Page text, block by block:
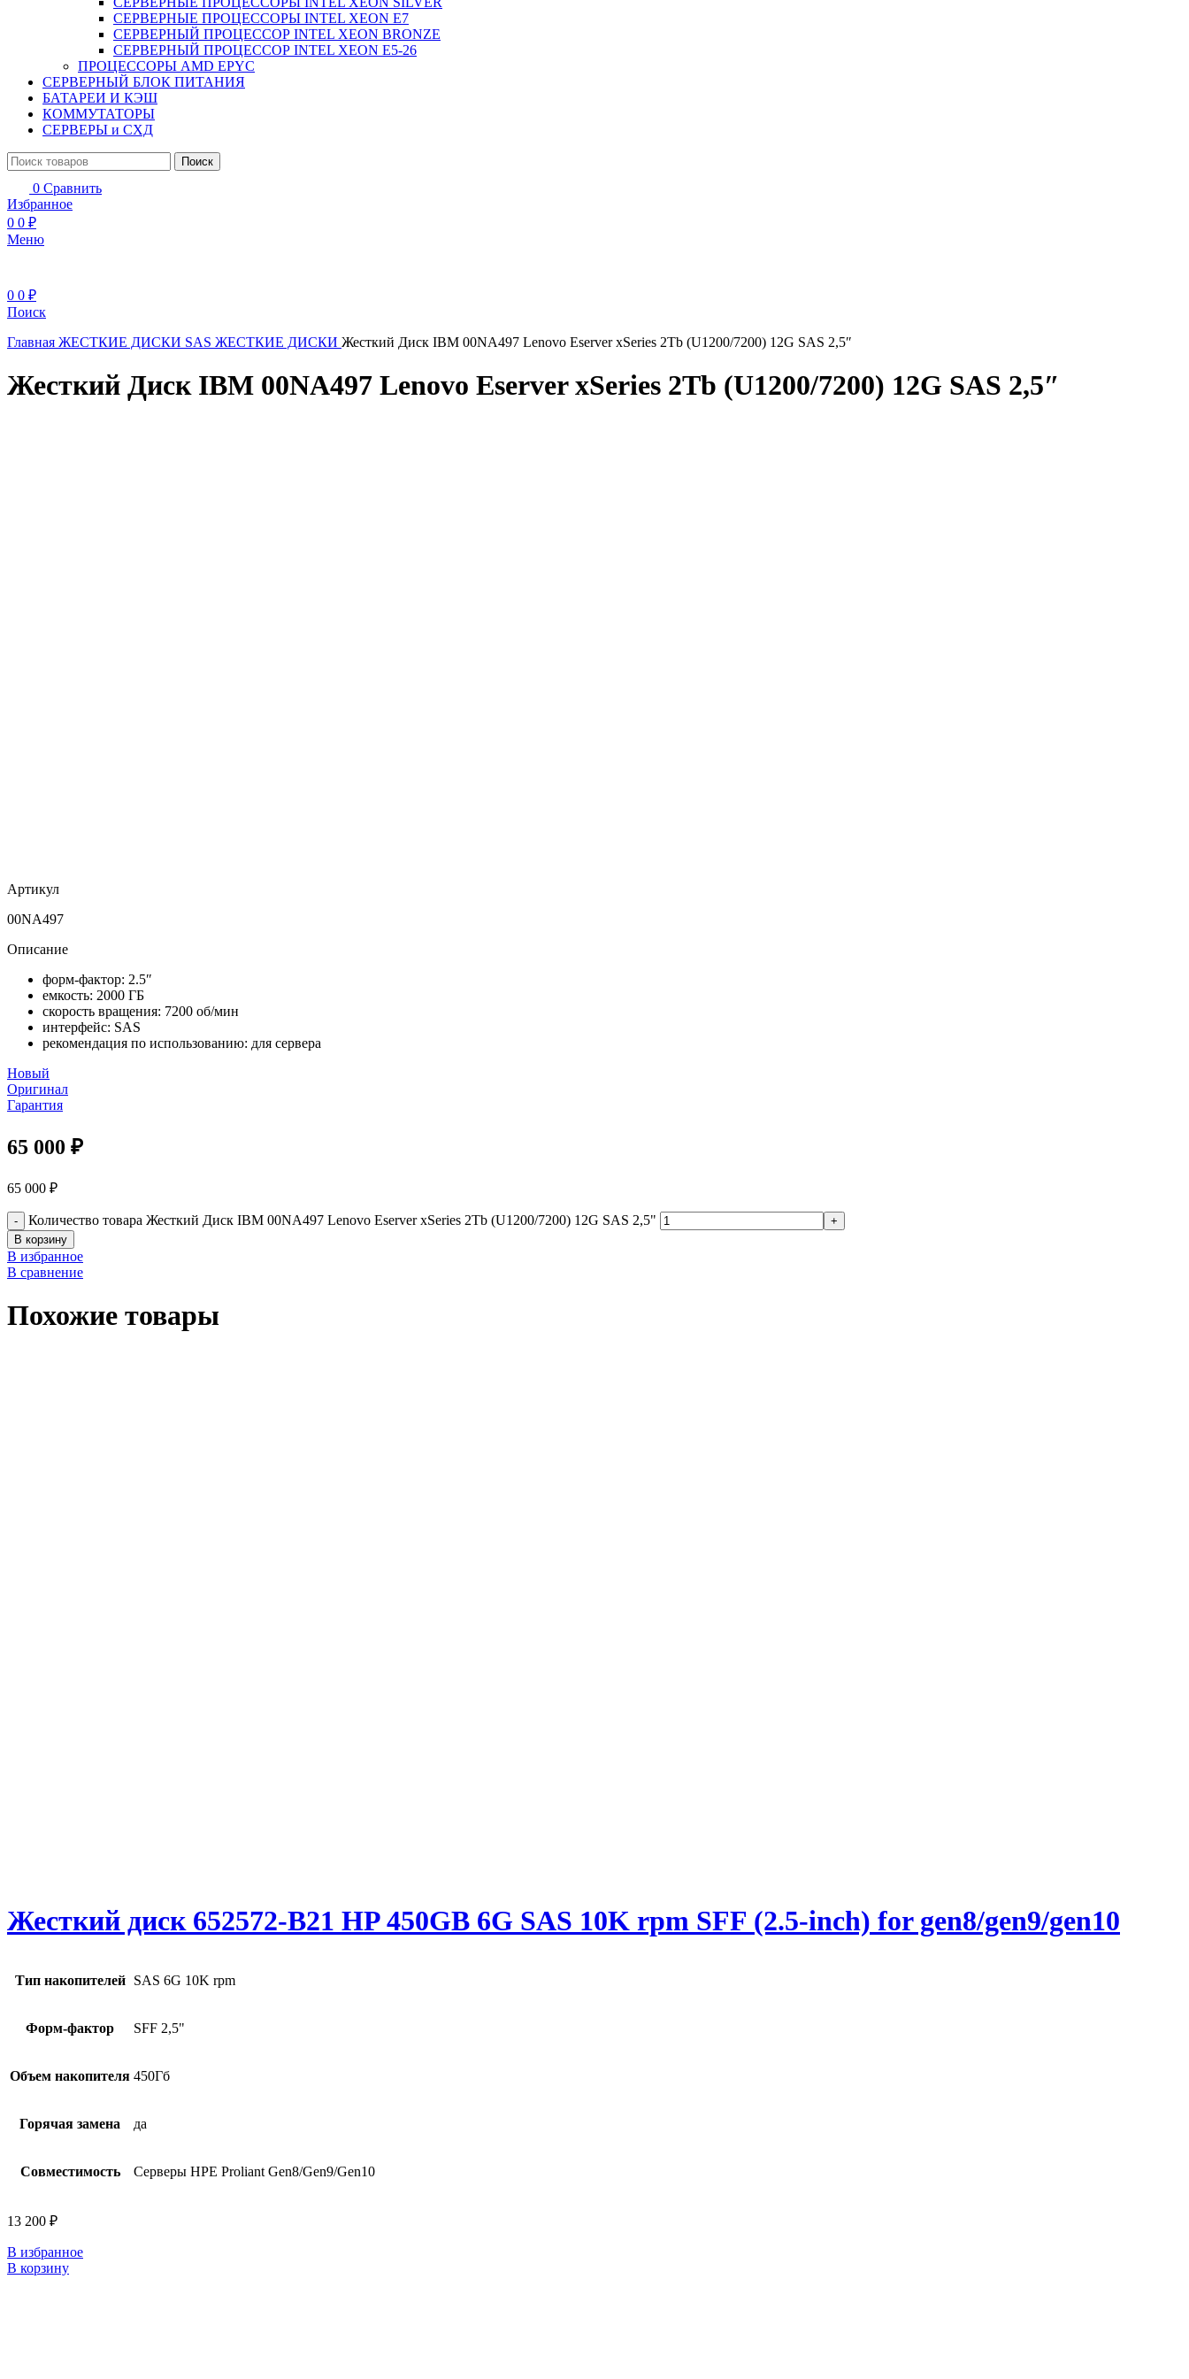
СЕРВЕРНЫЕ ПРОЦЕССОРЫ INTEL XEON Е7
СЕРВЕРНЫЙ ПРОЦЕССОР INTEL XEON BRONZE
СЕРВЕРНЫЙ ПРОЦЕССОР INTEL XEON Е5-26
ПРОЦЕССОРЫ AMD EPYC
СЕРВЕРНЫЙ БЛОК ПИТАНИЯ
БАТАРЕИ И КЭШ
КОММУТАТОРЫ
СЕРВЕРЫ и СХД
Поиск
0 Сравнить
Избранное
0 0 ₽
Меню
0 0 ₽
Поиск
Главная ЖЕСТКИЕ ДИСКИ SAS ЖЕСТКИЕ ДИСКИ Жесткий Диск IBM 00NA497 Lenovo Eserver xSeries 2Tb (U1200/7200) 12G SAS 2,5″
Жесткий Диск IBM 00NA497 Lenovo Eserver xSeries 2Tb (U1200/7200) 12G SAS 2,5″
Артикул
00NA497
Описание
форм-фактор: 2.5″
емкость: 2000 ГБ
скорость вращения: 7200 об/мин
интерфейс: SAS
рекомендация по использованию: для сервера
Новый
Оригинал
Гарантия
65 000 ₽
65 000 ₽
Количество товара Жесткий Диск IBM 00NA497 Lenovo Eserver xSeries 2Tb (U1200/7200) 12G SAS 2,5"
В корзину
В избранное
В сравнение
Похожие товары
Жесткий диск 652572-B21 HP 450GB 6G SAS 10K rpm SFF (2.5-inch) for gen8/gen9/gen10
Тип накопителей SAS 6G 10K rpm
Форм-фактор SFF 2,5"
Объем накопителя 450Гб
Горячая замена да
Совместимость Серверы HPE Proliant Gen8/Gen9/Gen10
13 200 ₽
В избранное
В корзину